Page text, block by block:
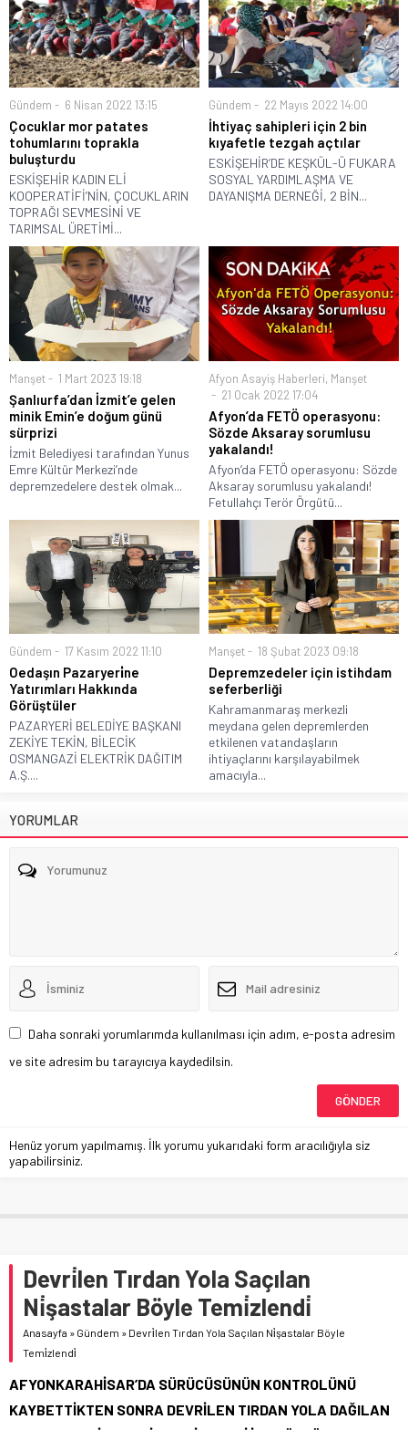
Gündem 6 Nisan 2022 13:15
Çocuklar mor patates
tohumlarını toprakla
buluşturdu
ESKİŞEHİR KADIN ELİ
KOOPERATİFİ’NİN, ÇOCUKLARIN
TOPRAĞI SEVMESİNİ VE
TARIMSAL ÜRETİMİ...
Gündem 22 Mayıs 2022 14:00
İhtiyaç sahipleri için 2 bin
kıyafetle tezgah açtılar
ESKİŞEHİR’DE KEŞKÜL-Ü FUKARA
SOSYAL YARDIMLAŞMA VE
DAYANIŞMA DERNEĞİ, 2 BİN...
Manşet 1 Mart 2023 19:18
Şanlıurfa’dan İzmit’e gelen
minik Emin’e doğum günü
sürprizi
İzmit Belediyesi tarafından Yunus
Emre Kültür Merkezi’nde
depremzedelere destek olmak...
Afyon Asayiş Haberleri, Manşet
21 Ocak 2022 17:04
Afyon’da FETÖ operasyonu:
Sözde Aksaray sorumlusu
yakalandı!
Afyon’da FETÖ operasyonu: Sözde
Aksaray sorumlusu yakalandı!
Fetullahçı Terör Örgütü...
Gündem 17 Kasım 2022 11:10
Oedaşın Pazaryeri̇ne
Yatırımları Hakkında
Görüştüler
PAZARYERİ BELEDİYE BAŞKANI
ZEKİYE TEKİN, BİLECİK
OSMANGAZİ ELEKTRİK DAĞITIM
A.Ş....
Manşet 18 Şubat 2023 09:18
Depremzedeler için istihdam
seferberliği
Kahramanmaraş merkezli
meydana gelen depremlerden
etkilenen vatandaşların
ihtiyaçlarını karşılayabilmek
amacıyla...
YORUMLAR
Daha sonraki yorumlarımda kullanılması için adım, e-posta adresim
ve site adresim bu tarayıcıya kaydedilsin.
Henüz yorum yapılmamış. İlk yorumu yukarıdaki form aracılığıyla siz
yapabilirsiniz.
Devri̇len Tırdan Yola Saçılan
Ni̇şastalar Böyle Temi̇zlendi̇
Anasayfa » Gündem » Devri̇len Tırdan Yola Saçılan Ni̇şastalar Böyle
Temi̇zlendi̇
AFYONKARAHİSAR’DA SÜRÜCÜSÜNÜN KONTROLÜNÜ
KAYBETTİKTEN SONRA DEVRİLEN TIRDAN YOLA DAĞILAN